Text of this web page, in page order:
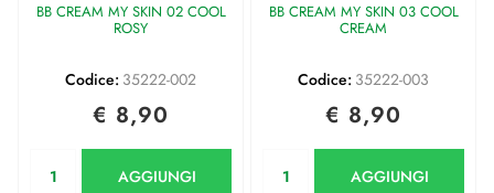
BB CREAM MY SKIN 02 COOL
ROSY
Codice: 35222-002
€ 8,90
AGGIUNGI
BB CREAM MY SKIN 03 COOL
CREAM
Codice: 35222-003
€ 8,90
AGGIUNGI